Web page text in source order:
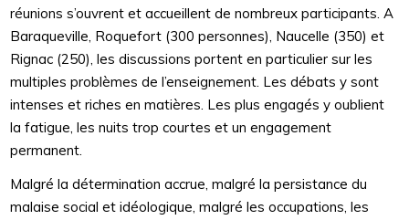
réunions s’ouvrent et accueillent de nombreux participants. A
Baraqueville, Roquefort (300 personnes), Naucelle (350) et
Rignac (250), les discussions portent en particulier sur les
multiples problèmes de l’enseignement. Les débats y sont
intenses et riches en matières. Les plus engagés y oublient
la fatigue, les nuits trop courtes et un engagement
permanent.
Malgré la détermination accrue, malgré la persistance du
malaise social et idéologique, malgré les occupations, les